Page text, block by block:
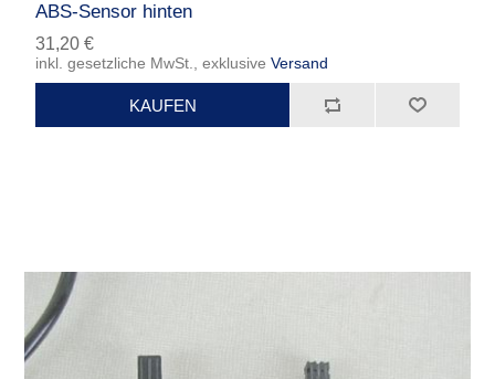
ABS-Sensor hinten
31,20 €
inkl. gesetzliche MwSt., exklusiveVersand